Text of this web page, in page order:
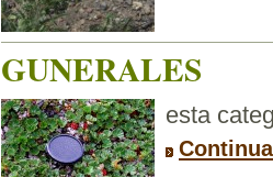
GUNERALES
esta